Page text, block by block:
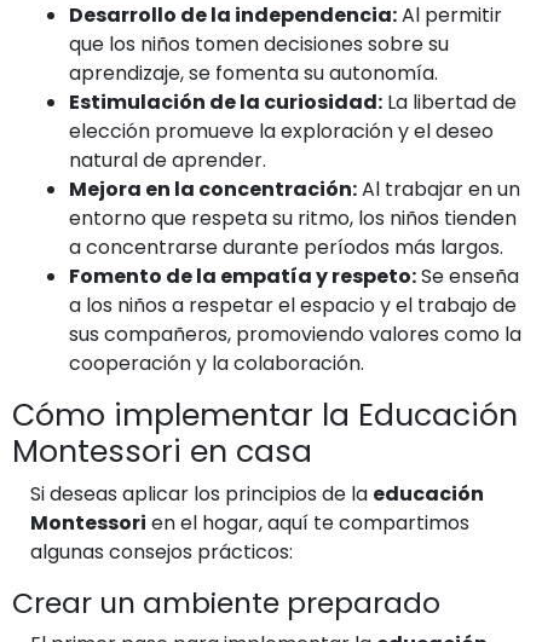
Desarrollo de la independencia:Al permitir
que los niños tomen decisiones sobre su
aprendizaje, se fomenta su autonomía.
Estimulación de la curiosidad: La libertad de
elección promueve la exploración y el deseo
natural de aprender.
Mejora en la concentración:Al trabajar en un
entorno que respeta su ritmo, los niños tienden
a concentrarse durante períodos más largos.
Fomento de la empatía y respeto:Se enseña
a los niños a respetar el espacio y el trabajo de
sus compañeros, promoviendo valores como la
cooperación y la colaboración.
Cómo implementar la Educación
Montessori en casa
Si deseas aplicar los principios de la educación
Montessori en el hogar, aquí te compartimos
algunas consejos prácticos:
Crear un ambiente preparado